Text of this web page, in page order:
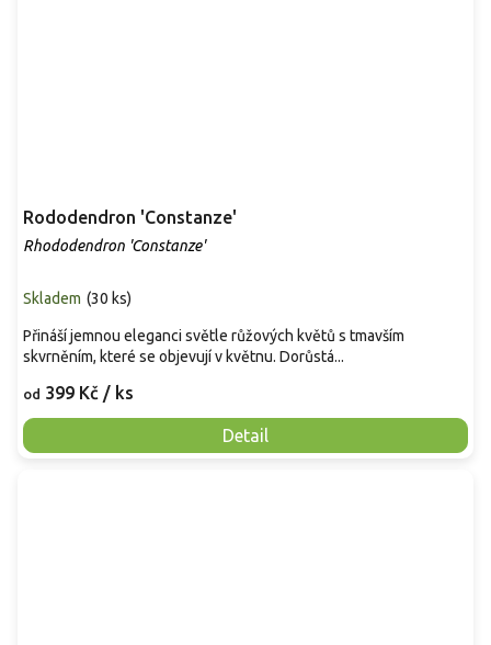
Rododendron 'Constanze'
Rhododendron 'Constanze'
Skladem (30 ks)
od 399 Kč / ks
Detail
Přináší jemnou eleganci světle růžových květů s tmavším
skvrněním, které se objevují v květnu. Dorůstá...